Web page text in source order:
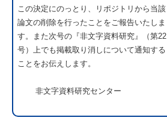
この決定にのっとり、リポジトリから当該
論文の削除を行ったことをご報告いたしま
す。また次号の『非文字資料研究』（第22
号）上でも掲載取り消しについて通知する
ことをお伝えします。
非文字資料研究センター